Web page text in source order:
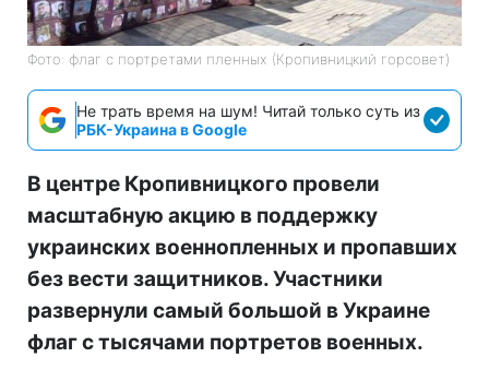
Фото: флаг с портретами пленных (Кропивницкий горсовет)
Не трать время на шум! Читай только суть из
РБК-Украина в Google
В центре Кропивницкого провели
масштабную акцию в поддержку
украинских военнопленных и пропавших
без вести защитников. Участники
развернули самый большой в Украине
флаг с тысячами портретов военных.